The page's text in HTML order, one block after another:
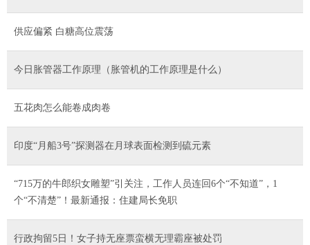
供应偏紧 白糖高位震荡
今日胀管器工作原理（胀管机的工作原理是什么）
五花肉怎么能卷成肉卷
印度“月船3号”探测器在月球表面检测到硫元素
“715万的牛郎织女雕塑”引关注，工作人员连回6个“不知道”，1
个“不清楚”！最新通报：住建局长免职
行政拘留5日！女子持无座票蛮横无理霸座被处罚